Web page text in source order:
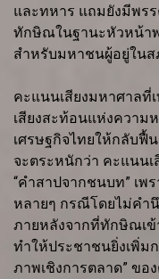
และทหาร แถมยังมีพรร
ทักษิณในฐานะหัวหน้า
สำหรับมหาชนผู้อยู่ในส
คะแนนเสียงมหาศาลที่
เสียงสะท้อนแห่งควา
เศรษฐกิจไทยให้กลับ
จะตระหนักว่า คะแนนเ
“คำสาปจากชนบท” เพ
หลายๆ กรณีโดยไม่คำ
ภายหลังจากที่ทักษิณเ
ทำให้ประชาชนยิ่งเพิ่ม
ภาพเชิงการตลาด” ข